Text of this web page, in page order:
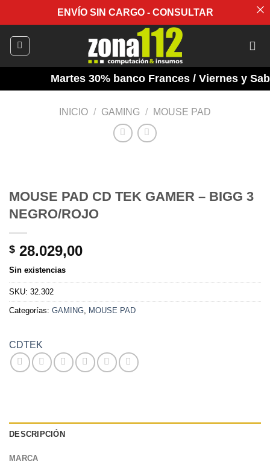
ENVÍO SIN CARGO - CONSULTAR
Martes 30% banco Frances / Viernes y
INICIO / GAMING / MOUSE PAD
MOUSE PAD CD TEK GAMER – BIGG 3
NEGRO/ROJO
$ 28.029,00
Sin existencias
SKU: 32.302
Categorías: GAMING, MOUSE PAD
CDTEK
DESCRIPCIÓN
MARCA